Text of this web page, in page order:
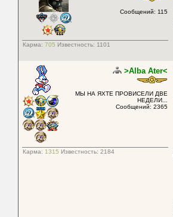
Сообщений: 115
Карма: 705 Известность: 1101
>Alba Ater<
МЫ НА ЯХТЕ ПРОВИСЕЛИ ДВЕ
НЕДЕЛИ...
Сообщений: 2365
Карма: 1315 Известность: 2184